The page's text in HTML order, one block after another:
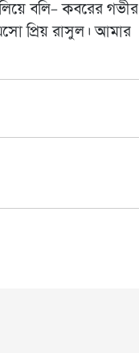
বলি– কবরের গভীর
প্রিয় রাসুল। আমার